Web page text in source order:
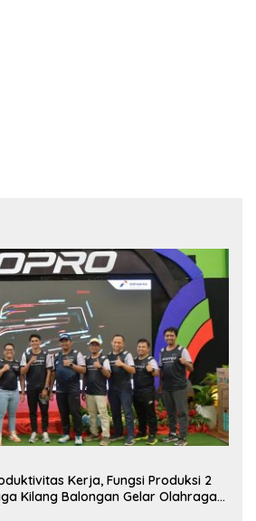
Kerja, Fungsi Produksi 2
Kilang Balongan Gelar Olahraga